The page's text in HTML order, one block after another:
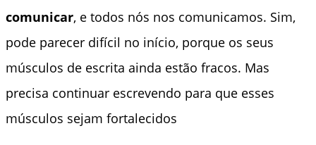
comunicar, e todos nós nos comunicamos. Sim,
pode parecer difícil no início, porque os seus
músculos de escrita ainda estão fracos. Mas
precisa continuar escrevendo para que esses
músculos sejam fortalecidos